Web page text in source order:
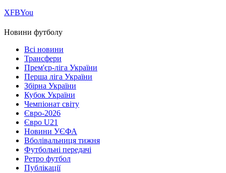
ХFBYou
Новини футболу
Всі новини
Трансфери
Прем'єр-ліга України
Перша ліга України
Збірна України
Кубок України
Чемпіонат світу
Євро-2026
Євро U21
Новини УЄФА
Вболівальниця тижня
Футбольні передачі
Ретро футбол
Публікації